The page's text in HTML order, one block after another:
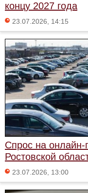
концу 2027 года
23.07.2026, 14:15
Спрос на онлайн-
Ростовской
23.07.2026, 13:00